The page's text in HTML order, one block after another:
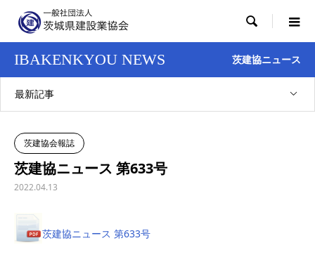

IBAKENKYOU NEWS 茨建協ニュース
最新記事
茨建協会報誌
茨建協ニュース 第633号
2022.04.13
茨建協ニュース 第633号